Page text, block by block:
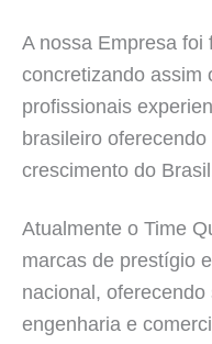
A nossa Empresa foi
concretizando assim
profissionais
brasileiro
crescimento do
Atualmente o Time
marcas de prestígio
nacional,
engenharia e